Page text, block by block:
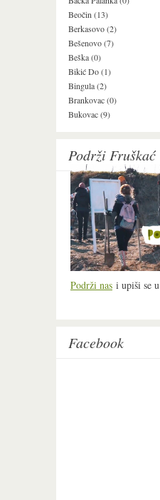
Beočin (13)
Berkasovo (2)
Bešenovo (7)
Beška (0)
Bikić Do (1)
Bingula (2)
Brankovac (0)
Bukovac (9)
Podrži Fruškać
Podrži nas i upiši se u
Facebook